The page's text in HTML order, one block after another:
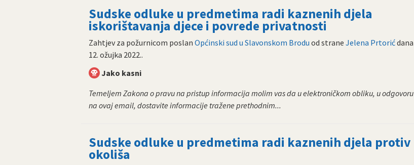
Sudske odluke u predmetima radi kaznenih djela
iskorištavanja djece i povrede privatnosti
Zahtjev za požurnicom poslan Općinski sud u Slavonskom Brodu od strane Jelena Prtorićdana
12. ožujka 2022..
Jako kasni
Temeljem Zakona o pravu na pristup informacija molim vas da u elektroničkom obliku, u odgovoru
na ovaj email, dostavite informacije tražene prethodnim...
Sudske odluke u predmetima radi kaznenih djela protiv
okoliša